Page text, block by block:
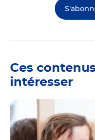
Ces
intéresser